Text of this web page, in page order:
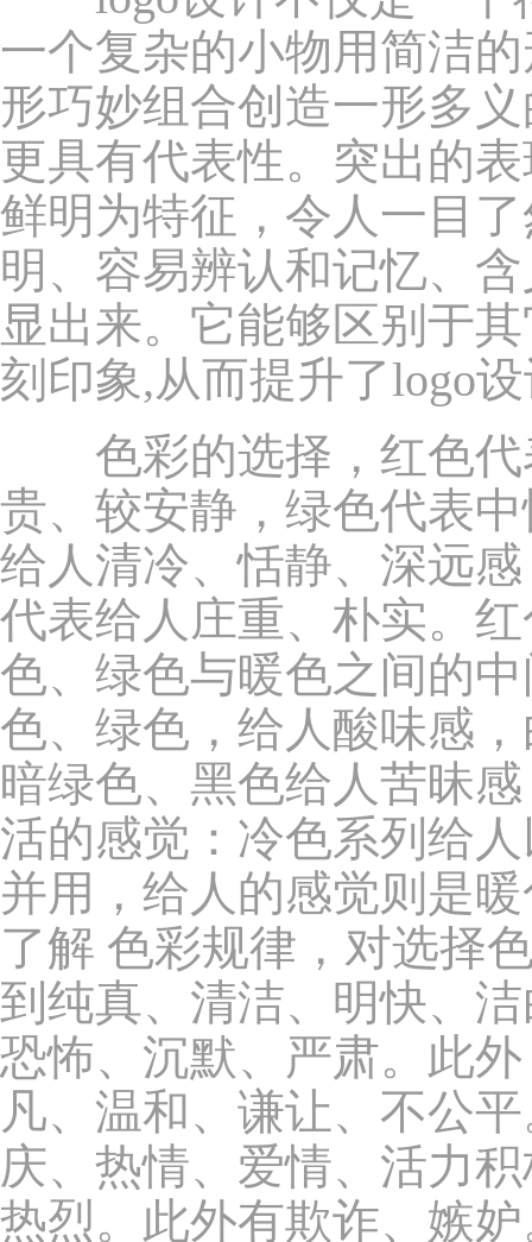
一个复杂的小物用简洁
形巧妙组合创造一形多
更具有代表性。突出的
鲜明为特征，令人一目
明、容易辨认和记忆、
显出来。它能够区别于
刻印象,从而提升了logo
色彩的选择，红色代
贵、较安静，绿色代表
给人清冷、恬静、深远
代表给人庄重、朴实。
色、绿色与暖色之间的
色、绿色，给人酸味感
暗绿色、黑色给人苦昧
活的感觉：冷色系列给
并用，给人的感觉则是
了解 色彩规律，对选择
到纯真、清洁、明快、
恐怖、沉默、严肃。此
凡、温和、谦让、不公
庆、热情、爱情、活力
热烈。此外有欺诈、嫉